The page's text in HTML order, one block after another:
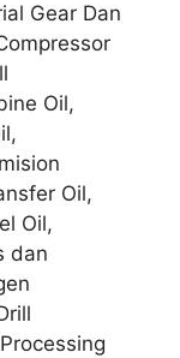
Gear Dan
Oil,
Oil,
Oil,
dan